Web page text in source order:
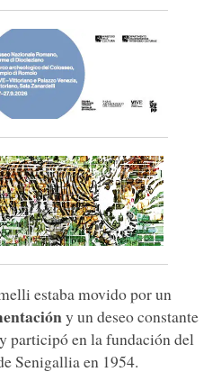
estaba movido por un
y un deseo constante
participó en la fundación del
Senigallia en 1954.